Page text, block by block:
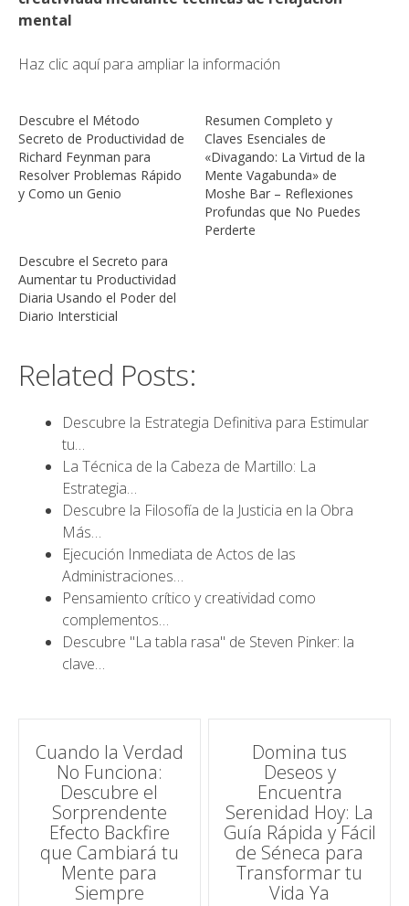
mental
Haz clic aquí para ampliar la información
Descubre el Método
Secreto de Productividad de
Richard Feynman para
Resolver Problemas Rápido
y Como un Genio
Resumen Completo y
Claves Esenciales de
«Divagando: La Virtud de la
Mente Vagabunda» de
Moshe Bar – Reflexiones
Profundas que No Puedes
Perderte
Descubre el Secreto para
Aumentar tu Productividad
Diaria Usando el Poder del
Diario Intersticial
Related Posts:
Descubre la Estrategia Definitiva para Estimular
tu…
La Técnica de la Cabeza de Martillo: La
Estrategia…
Descubre la Filosofía de la Justicia en la Obra
Más…
Ejecución Inmediata de Actos de las
Administraciones…
Pensamiento crítico y creatividad como
complementos…
Descubre "La tabla rasa" de Steven Pinker: la
clave…
Navegación
entradas
Cuando la Verdad
No Funciona:
Descubre el
Sorprendente
Efecto Backfire
que Cambiará tu
Mente para
Siempre
Domina tus
Deseos y
Encuentra
Serenidad Hoy: La
Guía Rápida y Fácil
de Séneca para
Transformar tu
Vida Ya